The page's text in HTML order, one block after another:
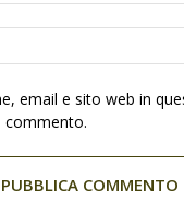
email e sito web in
commento.